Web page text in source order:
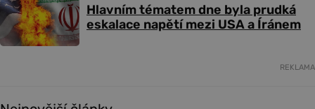
Hlavním tématem dne byla prudká
eskalace napětí mezi USA a Íránem
REKLAMA